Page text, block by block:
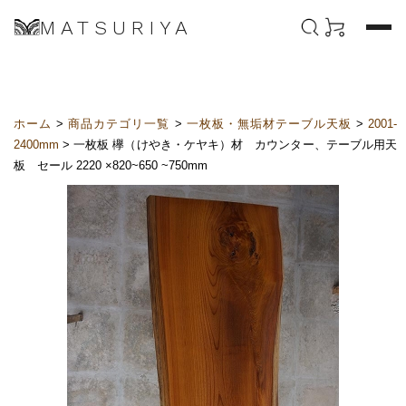
MATSURIYA
ホーム >商品カテゴリ一覧 > 一枚板・無垢材テーブル天板 >2001-
2400mm > 一枚板 欅（けやき・ケヤキ）材 カウンター、テーブル用天
板 セール 2220 ×820~650 ~750mm